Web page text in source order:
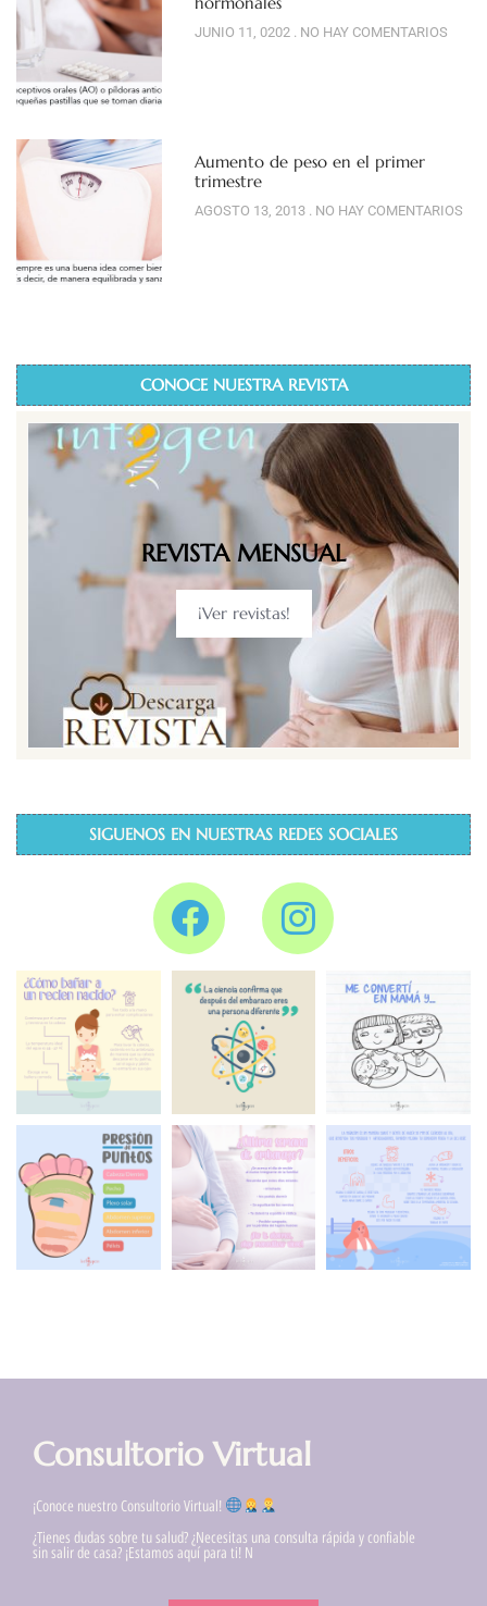
JUNIO 11, 0202 NO HAY COMENTARIOS
Aumento de peso en el primer
trimestre
AGOSTO 13, 2013 NO HAY COMENTARIOS
CONOCE NUESTRA REVISTA
REVISTA MENSUAL
¡Ver revistas!
SIGUENOS EN NUESTRAS REDES SOCIALES
Consultorio Virtual
¡Conoce nuestro Consultorio Virtual!
¿Tienes dudas sobre tu salud? ¿Necesitas una consulta rápida y confiable
sin salir de casa? ¡Estamos aquí para ti! N